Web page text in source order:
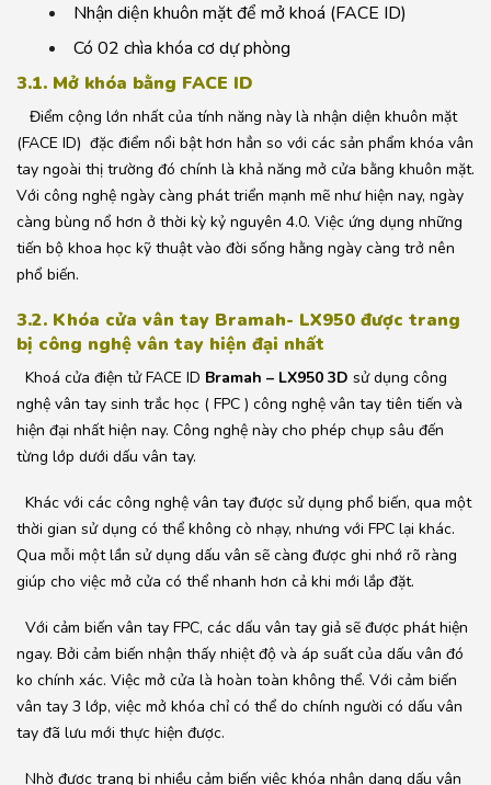
Nhận diện khuôn mặt để mở khoá (FACE ID)
Có 02 chìa khóa cơ dự phòng
3.1. Mở khóa bằng FACE ID
Điểm cộng lớn nhất của tính năng này là nhận diện khuôn mặt
(FACE ID) đặc điểm nổi bật hơn hẳn so với các sản phẩm khóa vân
tay ngoài thị trường đó chính là khả năng mở cửa bằng khuôn mặt.
Với công nghệ ngày càng phát triển mạnh mẽ như hiện nay, ngày
càng bùng nổ hơn ở thời kỳ kỷ nguyên 4.0. Việc ứng dụng những
tiến bộ khoa học kỹ thuật vào đời sống hằng ngày càng trở nên
phổ biến.
3.2. Khóa cửa vân tay Bramah- LX950 được trang
bị công nghệ vân tay hiện đại nhất
Khoá cửa điện tử FACE ID Bramah – LX950 3D sử dụng công
nghệ vân tay sinh trắc học ( FPC ) công nghệ vân tay tiên tiến và
hiện đại nhất hiện nay. Công nghệ này cho phép chụp sâu đến
từng lớp dưới dấu vân tay.
Khác với các công nghệ vân tay được sử dụng phổ biến, qua một
thời gian sử dụng có thể không cò nhạy, nhưng với FPC lại khác.
Qua mỗi một lần sử dụng dấu vân sẽ càng được ghi nhớ rõ ràng
giúp cho việc mở cửa có thể nhanh hơn cả khi mới lắp đặt.
Với cảm biến vân tay FPC, các dấu vân tay giả sẽ được phát hiện
ngay. Bởi cảm biến nhận thấy nhiệt độ và áp suất của dấu vân đó
ko chính xác. Việc mở cửa là hoàn toàn không thể. Với cảm biến
vân tay 3 lớp, việc mở khóa chỉ có thể do chính người có dấu vân
tay đã lưu mới thực hiện được.
Nhờ được trang bị nhiều cảm biến việc khóa nhận dạng dấu vân